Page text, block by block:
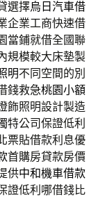
選擇烏日汽車借
企業工商快速借
當鋪就借全國聯
規模較大床墊製
明不同空間的別
錢救急桃園小額
飾照明設計製造
特公司保證低利
票貼借款利息優
首購房貸款房價
供中和機車借款
證低利哪借錢比